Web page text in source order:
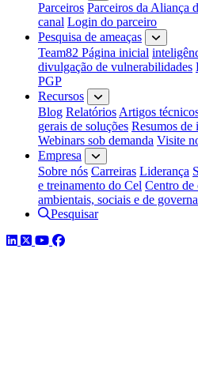
Parceiros Parceiros da Aliança
canal Login do parceiro
Pesquisa de ameaças
Team82 Página inicial
divulgação de vulnerabilidades
PGP
Recursos
Blog Relatórios Artigos
gerais de soluções Resumos de
Webinars sob demanda Visite
Empresa
Sobre nós Carreiras Liderança
e treinamento do Cel Centro de
ambientais, sociais e de
Pesquisar
LinkedIn
TwitterYouTube
Facebook